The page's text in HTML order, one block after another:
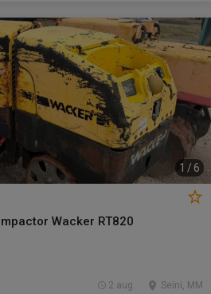
1 /6
Wacker RT820
Seini, MM
2 aug.